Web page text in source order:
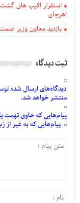
استقرار اکیپ های گشت
اهرچای
بازدید معاون وزیر
ثبت دیدگاه
دیدگاه‌هایارسالشده
منتشر خواهد شد.
پیام‌هاییکه حاوی تهمت
پیام‌هاییکه به غیر از